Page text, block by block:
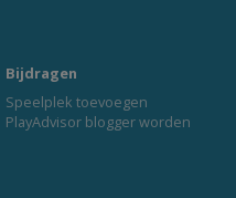
Bijdragen
Speelplek toevoegen
PlayAdvisor blogger worden